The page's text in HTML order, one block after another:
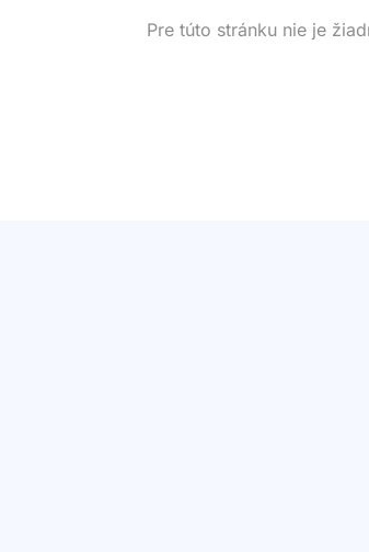
Pre túto stránku nie je